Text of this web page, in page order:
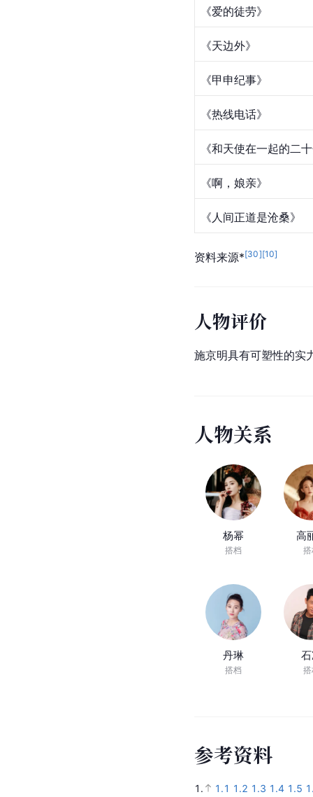
《爱的徒劳》
《天边外》
《甲申纪事》
《热线电话》
《和天使在一起的二
《啊，娘亲》
《 人间正道是沧桑》
资料来源*[30][10]
人物评价
施京明具有可塑性的实
人物关系
杨幂
搭档
高
丹琳
搭档
参考资料
1. 1.1 1.2 1.3 1.4 1.5